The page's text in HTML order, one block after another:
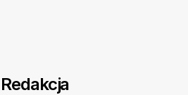
Redakcja